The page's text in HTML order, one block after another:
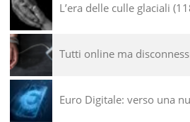
L’era delle culle glaciali
Tutti online ma
Euro Digitale: verso una